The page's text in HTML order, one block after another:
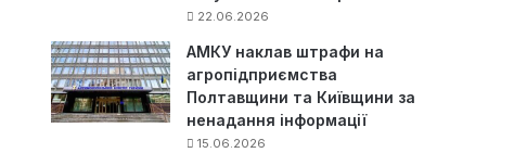
22.06.2026
АМКУ наклав штрафи на
агропідприємства
Полтавщини та Київщини за
ненадання інформації
15.06.2026